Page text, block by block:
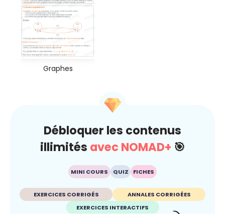
Graphes
Débloquer les contenus
illimités avec NOMAD+ 🎯
MINI COURS QUIZ FICHES
EXERCICES CORRIGÉS
ANNALES CORRIGÉES
EXERCICES INTERACTIFS